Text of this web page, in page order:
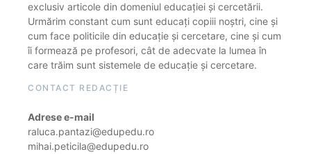
exclusiv articole din domeniul educației și cercetării.
Urmărim constant cum sunt educați copiii noștri, cine și
cum face politicile din educație și cercetare, cine și cum
îi formează pe profesori, cât de adecvate la lumea în
care trăim sunt sistemele de educație și cercetare.
CONTACT REDACȚIE
Adrese e-mail
raluca.pantazi@edupedu.ro
mihai.peticila@edupedu.ro